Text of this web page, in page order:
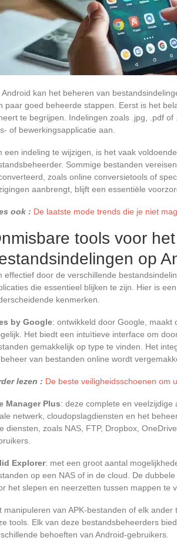
Android kan het beheren van
paar goed beheerde stappen. Eerst is het
te begrijpen. Indelingen zoals .jpg, .pdf
of bewerkingsapplicatie aan.
een indeling te wijzigen, is het vaak
Sommige bestanden
zoals online conversietools of
aanbrengt, blijft een essentiële
ook : De laatste mode trends die je niet
tools voor
op
effectief door de verschillende
die essentieel blijken te zijn. Hier is
kenmerken.
by Google: ontwikkeld door Google,
Het biedt een intuïtieve interface om
gemakkelijk op type te vinden. Het
van bestanden online wordt
lezen : De beste veiligheidsschoenen om
Manager Plus: deze complete en
netwerk, cloudopslagdiensten en het
diensten, zoals NAS, FTP, Dropbox,
Explorer: met een groot aantal
op een NAS of in de cloud. De
het slepen en neerzetten tussen mappen te
manipuleren van APK-bestanden of elk
tools. Elk van deze bestandsbeheerders
behoeften van Android-gebruikers.